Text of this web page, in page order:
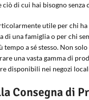
di cui hai bisogno senza
utile per chi ha
di una famiglia o per chi
tempo a sé stesso. Non
una vasta gamma di
disponibili nei negozi
Consegna di